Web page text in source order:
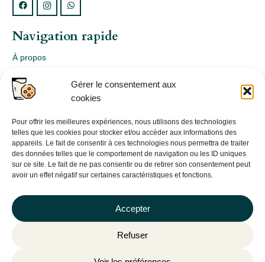
Gérer le consentement aux
cookies
Pour offrir les meilleures expériences, nous utilisons des technologies
telles que les cookies pour stocker et/ou accéder aux informations des
appareils. Le fait de consentir à ces technologies nous permettra de traiter
des données telles que le comportement de navigation ou les ID uniques
sur ce site. Le fait de ne pas consentir ou de retirer son consentement peut
avoir un effet négatif sur certaines caractéristiques et fonctions.
Accepter
Refuser
Navigation rapide
À propos
Webshop
Nos produits
Conception
Consultation
Contact
Informations légales
Politique de confidentialité
Politique de cookies (UE)